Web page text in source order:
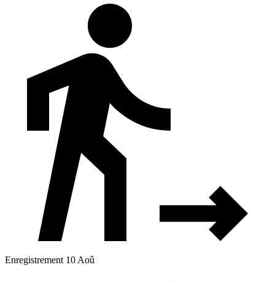
Enregistrement 10 Aoû